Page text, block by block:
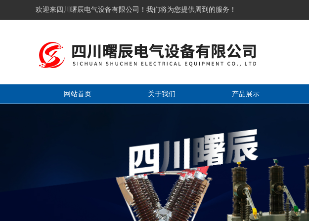
欢迎来四川曙辰电气设备有限公司！我们将为您提供周到的服务！
网站首页 关于我们 产品展示